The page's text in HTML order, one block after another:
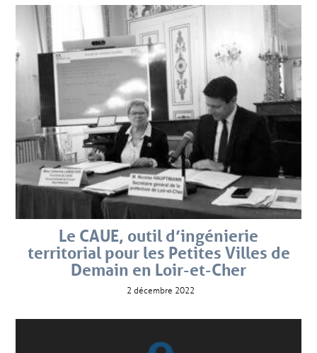
Le CAUE, outil d’ingénierie
territorial pour les Petites Villes de
Demain en Loir-et-Cher
2 décembre 2022